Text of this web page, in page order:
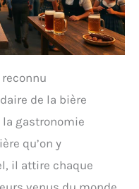
de la bière
gastronomie
qu’on y
il attire chaque